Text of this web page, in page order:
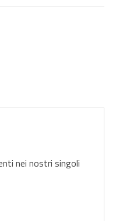
nei nostri singoli